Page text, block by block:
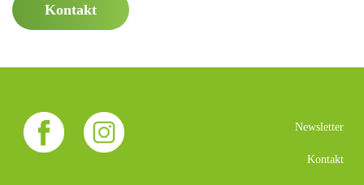
Kontakt
Newsletter
Kontakt